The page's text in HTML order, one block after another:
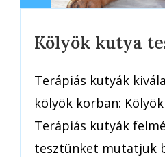
Kölyök kutya
Terápiás kutyák
kölyök korban:
Terápiás kutyák
tesztünket mutatjuk